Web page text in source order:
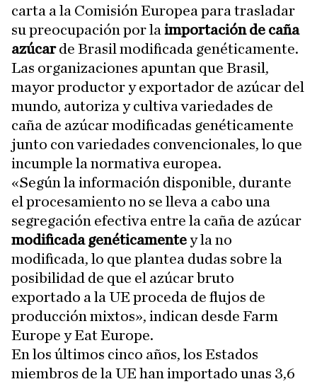
carta a la Comisión Europea para trasladar
su preocupación por la importación de caña
azúcarde Brasil modificada genéticamente.
Las organizaciones apuntan que Brasil,
mayor productor y exportador de azúcar del
mundo, autoriza y cultiva variedades de
caña de azúcar modificadas genéticamente
junto con variedades convencionales, lo que
incumple la normativa europea.
«Según la información disponible, durante
el procesamiento no se lleva a cabo una
segregación efectiva entre la caña de azúcar
modificada genéticamentey la no
modificada, lo que plantea dudas sobre la
posibilidad de que el azúcar bruto
exportado a la UE proceda de flujos de
producción mixtos», indican desde Farm
Europe y Eat Europe.
En los últimos cinco años, los Estados
miembros de la UE han importado unas 3,6